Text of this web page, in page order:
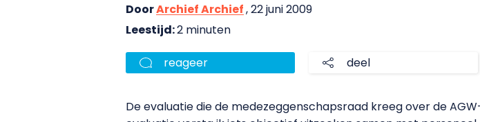
DoorArchief Archief, 22 juni 2009
Leestijd:2 minuten
reageer deel
De evaluatie die de medezeggenschapsraad kreeg over de